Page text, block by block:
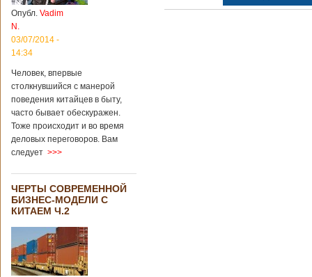
Опубл. Vadim
N.
03/07/2014 -
14:34
Человек, впервые
столкнувшийся с манерой
поведения китайцев в быту,
часто бывает обескуражен.
Тоже происходит и во время
деловых переговоров. Вам
следует >>>
ЧЕРТЫ СОВРЕМЕННОЙ
БИЗНЕС-МОДЕЛИ С
КИТАЕМ Ч.2